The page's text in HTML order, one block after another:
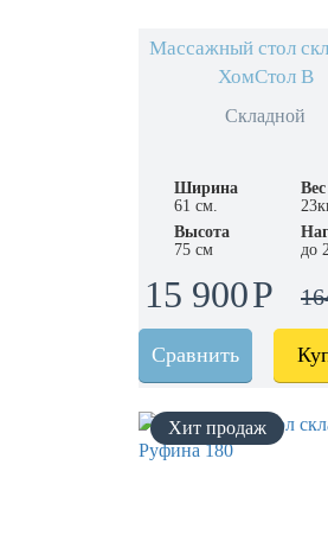
Массажный стол
ХомСтол B
Складной
Ширина
61 см.
Вес
Высота
75 см
до
15 900
Сравнить